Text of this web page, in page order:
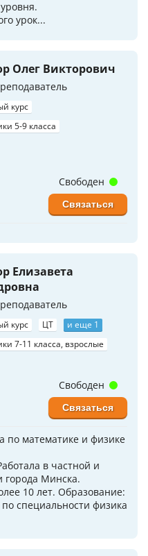
урок...
Олег Викторович
курс
5-9 класса
Свободен
Связаться
Елизавета
курс ЦТ
и еще 1
7-11 класса, взрослые
по математике и физике
в частной и
города Минска.
10 лет. Образование:
специальности физика
Свободен
Связаться